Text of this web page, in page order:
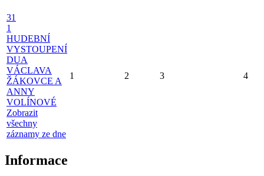
31
1
HUDEBNÍ
VYSTOUPENÍ
DUA
VÁCLAVA
ŽÁKOVCE A
ANNY
VOLÍNOVÉ
Zobrazit
všechny
záznamy ze dne
1 2 3 4
Informace